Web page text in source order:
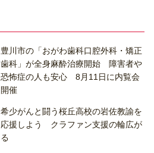
豊川市の「おがわ歯科口腔外科・矯正
歯科」が全身麻酔治療開始 障害者や
恐怖症の人も安心 8月11日に内覧会
開催
希少がんと闘う桜丘高校の岩佐教諭を
応援しよう クラファン支援の輪広が
る